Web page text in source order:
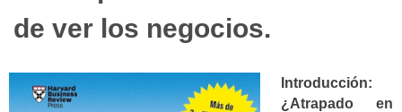
de ver los negocios.
Introducción:
¿Atrapado en